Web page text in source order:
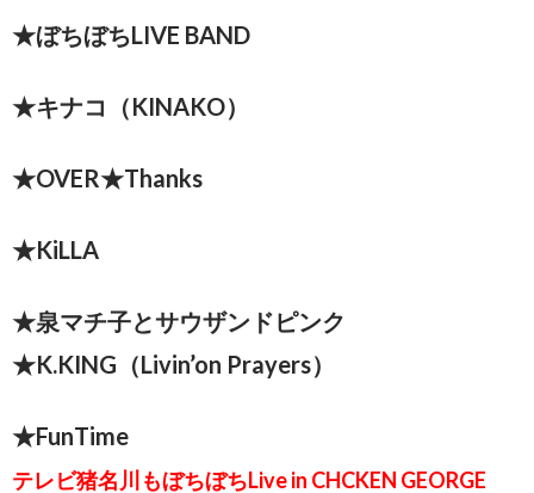
★ぼちぼちLIVE BAND
★キナコ（KINAKO）
★OVER★Thanks
★KiLLA
★泉マチ子とサウザンドピンク
★K.KING（Livin’on Prayers）
★FunTime
テレビ猪名川もぼちぼちLive in CHCKEN GEORGE